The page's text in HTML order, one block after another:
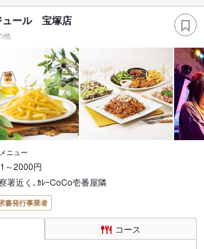
ュール 宝塚店
他
ニュー
～2000円
署近く､ｶﾚｰCoCo壱番屋隣
書発行事業者
コース